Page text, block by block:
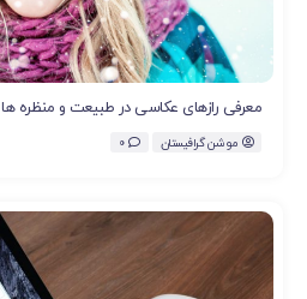
معرفی رازهای عکاسی در طبیعت و منظره ها
موشن گرافیستان 0